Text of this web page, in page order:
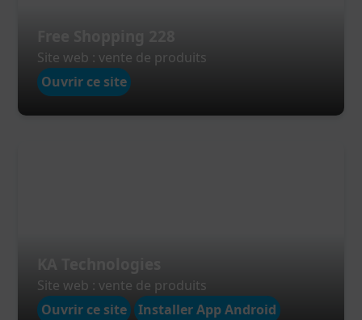
Site web : vente de produits
Ouvrir ce site
Site web : vente de produits
Ouvrir ce site
Installer App Android